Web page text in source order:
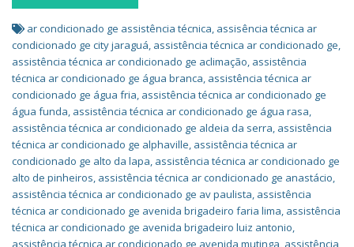
ar condicionado ge assistência técnica, assisência técnica ar
condicionado ge city jaraguá, assistência técnica ar condicionado ge,
assistência técnica ar condicionado ge aclimação, assistência
técnica ar condicionado ge água branca, assistência técnica ar
condicionado ge água fria, assistência técnica ar condicionado ge
água funda, assistência técnica ar condicionado ge água rasa,
assistência técnica ar condicionado ge aldeia da serra, assistência
técnica ar condicionado ge alphaville, assistência técnica ar
condicionado ge alto da lapa, assistência técnica ar condicionado ge
alto de pinheiros, assistência técnica ar condicionado ge anastácio,
assistência técnica ar condicionado ge av paulista, assistência
técnica ar condicionado ge avenida brigadeiro faria lima, assistência
técnica ar condicionado ge avenida brigadeiro luiz antonio,
assistência técnica ar condicionado ge avenida mutinga, assistência